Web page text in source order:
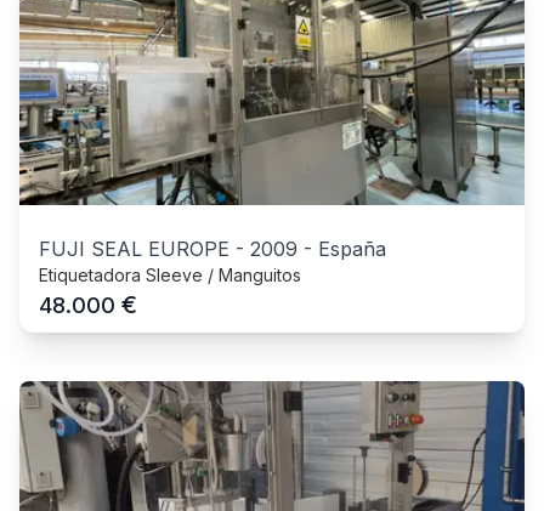
FUJI SEAL EUROPE - 2009 - España
Etiquetadora Sleeve / Manguitos
48.000 €